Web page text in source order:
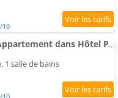
/10
L'Escale du Poète - Appartement dans Hôtel Particulier du XVIIIe siècle
1 salle de bains